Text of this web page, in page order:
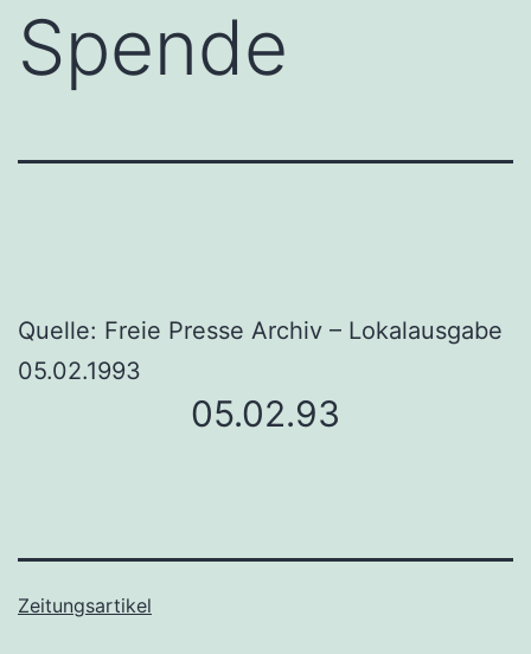
Spende
Quelle: Freie Presse Archiv – Lokalausgabe
05.02.1993
05.02.93
Zeitungsartikel